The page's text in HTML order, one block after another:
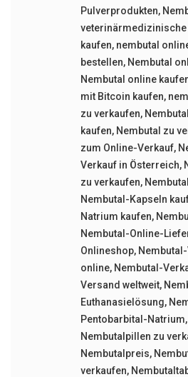
Pulverprodukten,
veterinärmedizinische
kaufen, nembutal
bestellen, Nembutal
Nembutal online
mit Bitcoin kaufen,
zu verkaufen,
kaufen, Nembutal zu
zum Online-Verkauf,
Verkauf in Österreich,
zu verkaufen,
Nembutal-Kapseln
Natrium kaufen,
Nembutal-Online-
Onlineshop,
online, Nembutal-
Versand weltweit,
Euthanasielösung,
Pentobarbital-Natrium,
Nembutalpillen zu
Nembutalpreis,
verkaufen,